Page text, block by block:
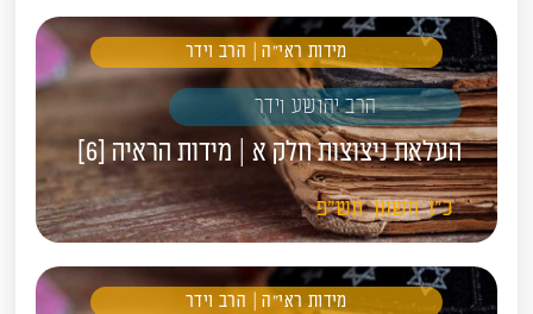
מידות ראי"ה | הרב וידר
הרב יהושע וידר
העלאת ניצוצות חלק א | מידות הראיה [6]
כ"ו חשוון תש"פ
מידות ראי"ה | הרב וידר